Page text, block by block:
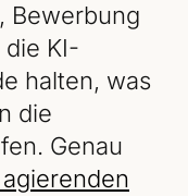
Bewerbung
die KI-
halten, was
die
Genau